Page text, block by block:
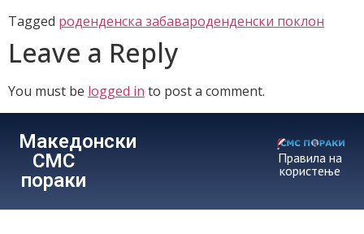
Tagged роденденска забавароденденски поклон
Leave a Reply
You must be logged in to post a comment.
Македонски
СМС
пораки
Правила на
користење